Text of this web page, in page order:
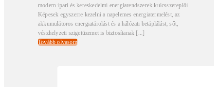
modern ipari és kereskedelmi energiarendszerek kulcsszereplői.
Képesek egyszerre kezelni a napelemes energiatermelést, az
akkumulátoros energiatárolást és a hálózati betáplálást, sőt,
vészhelyzeti szigetüzemet is biztosítanak [...]
Tovább olvasom